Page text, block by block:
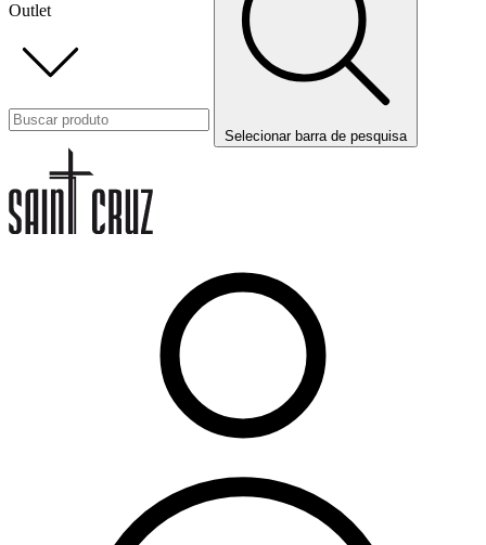
Outlet
Selecionar barra de pesquisa